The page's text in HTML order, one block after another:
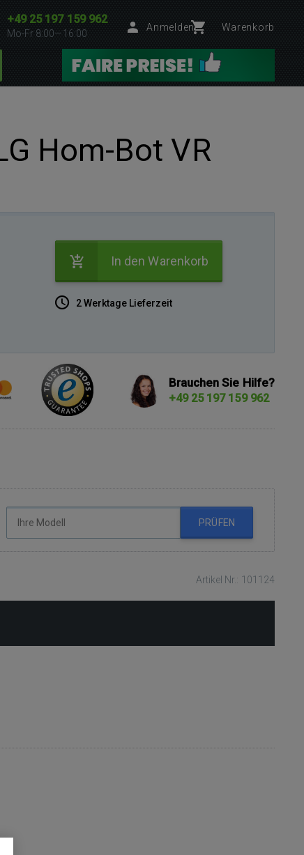
+49 25 197 159 962
Mo-Fr 8:00—16:00
Anmelden Warenkorb
Hom-Bot VR
In den Warenkorb
2 Werktage Lieferzeit
Brauchen Sie Hilfe?
+49 25 197 159 962
PRÜFEN
Artikel Nr.: 101124